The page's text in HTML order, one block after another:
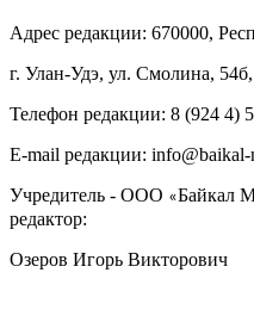
Адрес редакции: 670000,
г. Улан-Удэ, ул. Смолина,
Телефон редакции: ‎‎8 (924 4)
E-mail редакции: info@baikal-
Учредитель - ООО «Байкал
редактор:
Озеров Игорь Викторович